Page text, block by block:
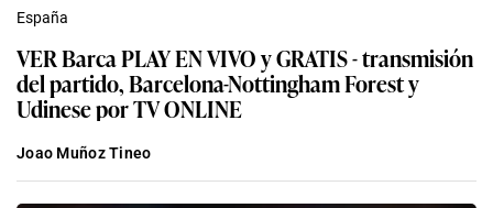
España
VER Barca PLAY EN VIVO y GRATIS - transmisión
del partido, Barcelona-Nottingham Forest y
Udinese por TV ONLINE
Joao Muñoz Tineo